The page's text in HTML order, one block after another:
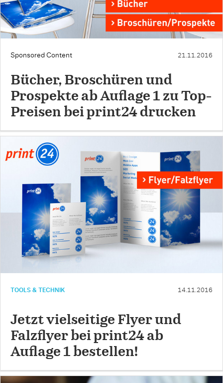
Sponsored Content 21.11.2016
Bücher, Broschüren und
Prospekte ab Auflage 1 zu Top-
Preisen bei print24 drucken
TOOLS & TECHNIK 14.11.2016
Jetzt vielseitige Flyer und
Falzflyer bei print24 ab
Auflage 1 bestellen!